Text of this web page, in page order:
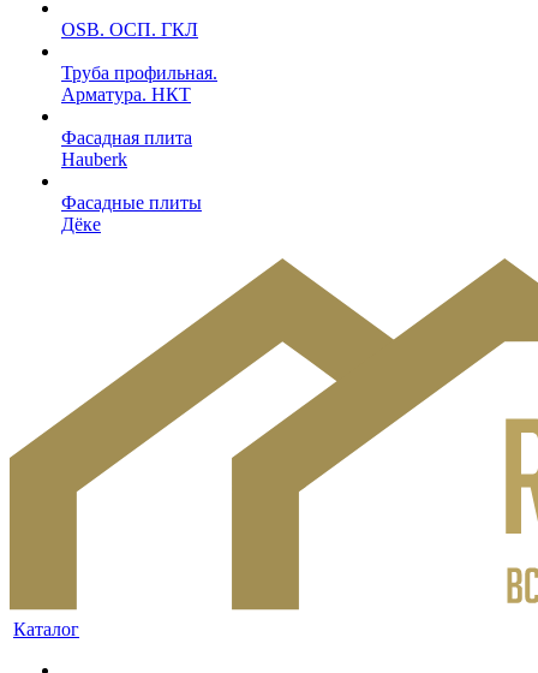
OSB. ОСП. ГКЛ
Труба профильная.
Арматура. НКТ
Фасадная плита
Hauberk
Фасадные плиты
Дёке
Каталог